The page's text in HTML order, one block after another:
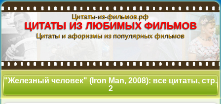
Цитаты-из-фильмов.рф
ЦИТАТЫ ИЗ ЛЮБИМЫХ ФИЛЬМОВ
Цитаты и афоризмы из популярных фильмов
"Железный человек" (Iron Man, 2008): все цитаты, стр.
2